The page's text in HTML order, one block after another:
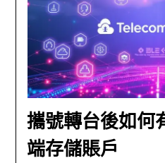
攜號轉台後如何
端存儲賬戶